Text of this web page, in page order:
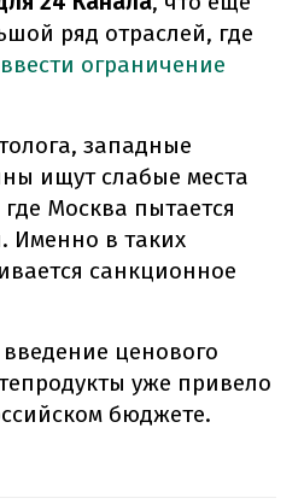
ряд отраслей, где
ввести ограничение
западные
ищут слабые места
Москва пытается
Именно в таких
санкционное
ценового
уже привело
бюджете.